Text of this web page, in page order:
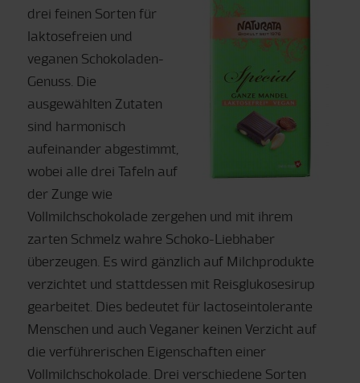
drei feinen Sorten für
laktosefreien und
veganen Schokoladen-
Genuss. Die
ausgewählten Zutaten
sind harmonisch
aufeinander abgestimmt,
wobei alle drei Tafeln auf
der Zunge wie
Vollmilchschokolade zergehen und mit ihrem
zarten Schmelz wahre Schoko-Liebhaber
überzeugen. Es wird gänzlich auf Milchprodukte
verzichtet und stattdessen mit Reisglukosesirup
gearbeitet. Dies bedeutet für lactoseintolerante
Menschen und auch Veganer keinen Verzicht auf
die verführerischen Eigenschaften einer
Vollmilchschokolade. Drei verschiedene Sorten